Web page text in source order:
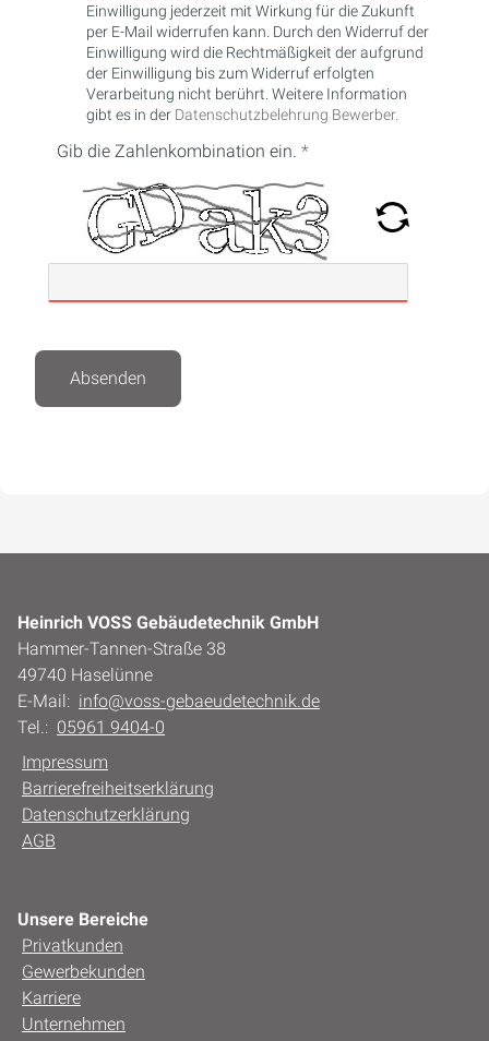
Einwilligung jederzeit mit Wirkung für die Zukunft
per E-Mail widerrufen kann. Durch den Widerruf der
Einwilligung wird die Rechtmäßigkeit der aufgrund
der Einwilligung bis zum Widerruf erfolgten
Verarbeitung nicht berührt. Weitere Information
gibt es in der Datenschutzbelehrung Bewerber.
Gib die Zahlenkombination ein.
Absenden
Heinrich VOSS Gebäudetechnik GmbH
Hammer-Tannen-Straße 38
49740 Haselünne
E-Mail: info@voss-gebaeudetechnik.de
Tel.: 05961 9404-0
Impressum
Barrierefreiheitserklärung
Datenschutzerklärung
AGB
Unsere Bereiche
Privatkunden
Gewerbekunden
Karriere
Unternehmen